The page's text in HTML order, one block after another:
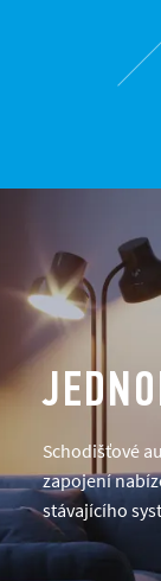
Schodišťové
zapojení
stávajícího